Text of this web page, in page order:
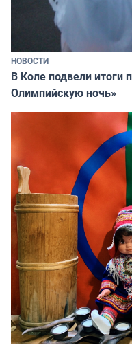
НОВОСТИ
В Коле подвели итоги
Олимпийскую ночь»